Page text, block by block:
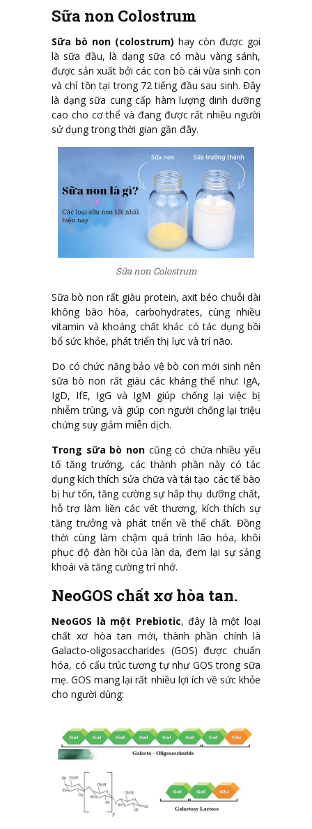
Sữa non Colostrum
Sữa bò non (colostrum) hay còn được gọi
là sữa đầu, là dạng sữa có màu vàng sánh,
được sản xuất bởi các con bò cái vừa sinh con
và chỉ tồn tại trong 72 tiếng đầu sau sinh. Đây
là dạng sữa cung cấp hàm lượng dinh dưỡng
cao cho cơ thể và đang được rất nhiều người
sử dụng trong thời gian gần đây.
Sữa non Colostrum
Sữa bò non rất giàu protein, axit béo chuỗi dài
không bão hòa, carbohydrates, cùng nhiều
vitamin và khoáng chất khác có tác dụng bồi
bổ sức khỏe, phát triển thị lực và trí não.
Do có chức năng bảo vệ bò con mới sinh nên
sữa bò non rất giàu các kháng thể như: IgA,
IgD, IfE, IgG và IgM giúp chống lại việc bị
nhiễm trùng, và giúp con người chống lại triệu
chứng suy giảm miễn dịch.
Trong sữa bò noncũng có chứa nhiều yếu
tố tăng trưởng, các thành phần này có tác
dụng kích thích sửa chữa và tái tạo các tế bào
bị hư tổn, tăng cường sự hấp thụ dưỡng chất,
hỗ trợ làm liền các vết thương, kích thích sự
tăng trưởng và phát triển về thể chất. Đồng
thời cùng làm chậm quá trình lão hóa, khôi
phục độ đàn hồi của làn da, đem lại sự sảng
khoái và tăng cường trí nhớ.
NeoGOS chất xơ hòa tan.
NeoGOS là một Prebiotic, đây là một loại
chất xơ hòa tan mới, thành phần chính là
Galacto-oligosaccharides (GOS) được chuẩn
hóa, có cấu trúc tương tự như GOS trong sữa
mẹ. GOS mang lại rất nhiều lợi ích về sức khỏe
cho người dùng: